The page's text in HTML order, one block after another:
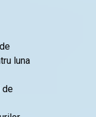
luna
de